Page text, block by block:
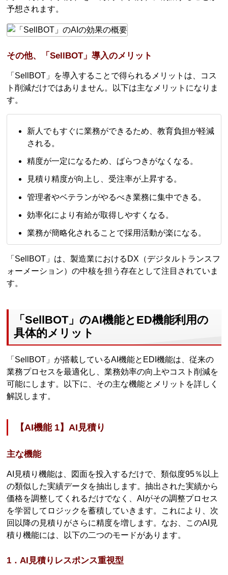
予想されます。
その他、「SellBOT」導入のメリット
「SellBOT」を導入することで得られるメリットは、コス
ト削減だけではありません。以下は主なメリットになりま
す。
新人でもすぐに業務ができるため、教育負担が軽減
される。
精度が一定になるため、ばらつきがなくなる。
見積り精度が向上し、受注率が上昇する。
管理者やベテランがやるべき業務に集中できる。
効率化により有給が取得しやすくなる。
業務が簡略化されることで採用活動が楽になる。
「SellBOT」は、製造業におけるDX（デジタルトランスフ
ォーメーション）の中核を担う存在として注目されていま
す。
「SellBOT」のAI機能とED機能利用の
具体的メリット
「SellBOT」が搭載しているAI機能とEDI機能は、従来の
業務プロセスを最適化し、業務効率の向上やコスト削減を
可能にします。以下に、その主な機能とメリットを詳しく
解説します。
【AI機能 1】AI見積り
主な機能
AI見積り機能は、図面を投入するだけで、類似度95％以上
の類似した実績データを抽出します。抽出された実績から
価格を調整してくれるだけでなく、AIがその調整プロセス
を学習してロジックを蓄積していきます。これにより、次
回以降の見積りがさらに精度を増します。なお、このAI見
積り機能には、以下の二つのモードがあります。
1．AI見積りレスポンス重視型